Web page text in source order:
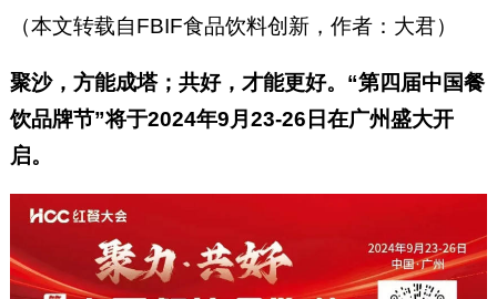
（本文转载自FBIF食品饮料创新，作者：大君）
聚沙，方能成塔；共好，才能更好。“第四届中国餐
饮品牌节”将于2024年9月23-26日在广州盛大开
启。